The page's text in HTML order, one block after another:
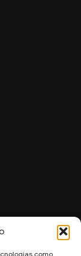
como